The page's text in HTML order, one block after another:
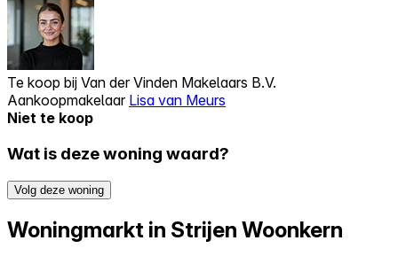
Te koop bij Van der Vinden Makelaars B.V.
Aankoopmakelaar Lisa van Meurs
Niet te koop
Wat is deze woning waard?
Volg deze woning
Woningmarkt in Strijen Woonkern